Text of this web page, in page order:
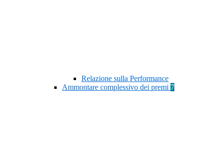
Relazione sulla Performance
Ammontare complessivo dei premi 7